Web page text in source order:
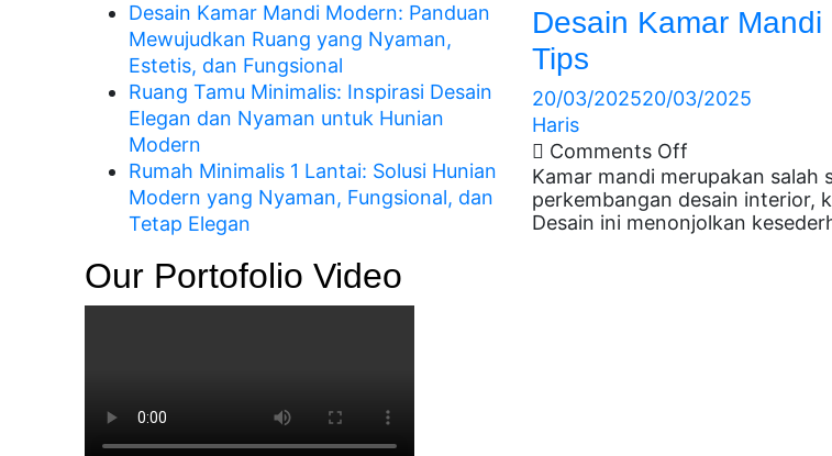
Desain Kamar Mandi Modern: Panduan
Mewujudkan Ruang yang Nyaman,
Estetis, dan Fungsional
Ruang Tamu Minimalis: Inspirasi Desain
Elegan dan Nyaman untuk Hunian
Modern
Rumah Minimalis 1 Lantai: Solusi Hunian
Modern yang Nyaman, Fungsional, dan
Tetap Elegan
Our Portofolio Video
Desain Kamar
Tips
20/03/202520/03/2025
Haris
Comments Offon
Desain
Kamar
Mandi
Kamar mandi merupakan salah
perkembangan desain interior,
Desain ini menonjolkan